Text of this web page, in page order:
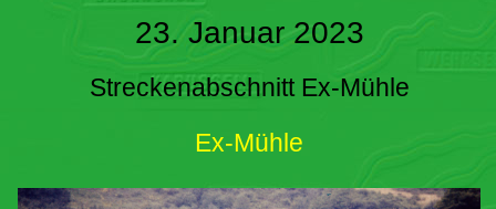
23. Januar 2023
Streckenabschnitt Ex-Mühle
Ex-Mühle